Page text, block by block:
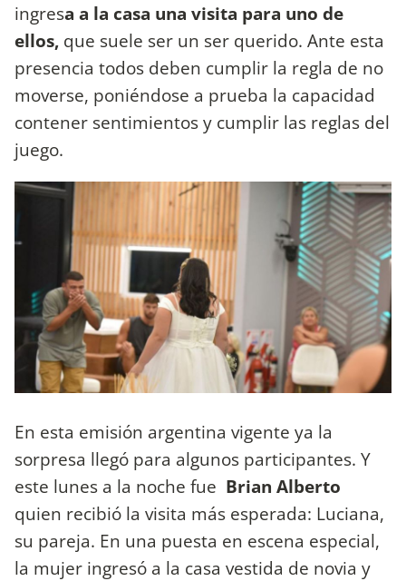
ingresa a la casa una visita para uno de
ellos, que suele ser un ser querido. Ante esta
presencia todos deben cumplir la regla de no
moverse, poniéndose a prueba la capacidad
contener sentimientos y cumplir las reglas del
juego.
En esta emisión argentina vigente ya la
sorpresa llegó para algunos participantes. Y
este lunes a la noche fue Brian Alberto
quien recibió la visita más esperada: Luciana,
su pareja. En una puesta en escena especial,
la mujer ingresó a la casa vestida de novia y